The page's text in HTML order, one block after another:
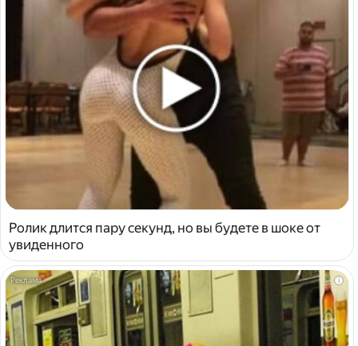
Ролик длится пару секунд, но вы будете в шоке от
увиденного
i